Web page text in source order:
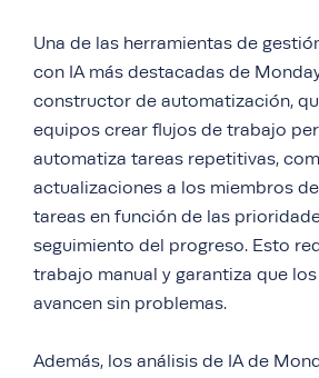
Una de las herramientas de
con IA más destacadas de
constructor de automatización,
equipos crear flujos de trabajo
automatiza tareas repetitivas,
actualizaciones a los miembros
tareas en función de las
seguimiento del progreso. Esto
trabajo manual y garantiza que
avancen sin problemas.
Además, los análisis de IA de